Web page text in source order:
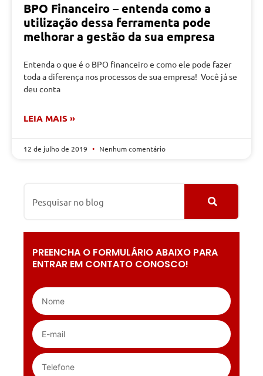
BPO Financeiro – entenda como a
utilização dessa ferramenta pode
melhorar a gestão da sua empresa
Entenda o que é o BPO financeiro e como ele pode fazer
toda a diferença nos processos de sua empresa! Você já se
deu conta
LEIA MAIS »
12 de julho de 2019 Nenhum comentário
PREENCHA O FORMULÁRIO ABAIXO PARA
ENTRAR EM CONTATO CONOSCO!